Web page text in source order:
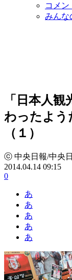
コメン
みんな
「日本人
わったよう
（１）
ⓒ 中央日報/中央
2014.04.14 09:15
0
あ
あ
あ
あ
あ